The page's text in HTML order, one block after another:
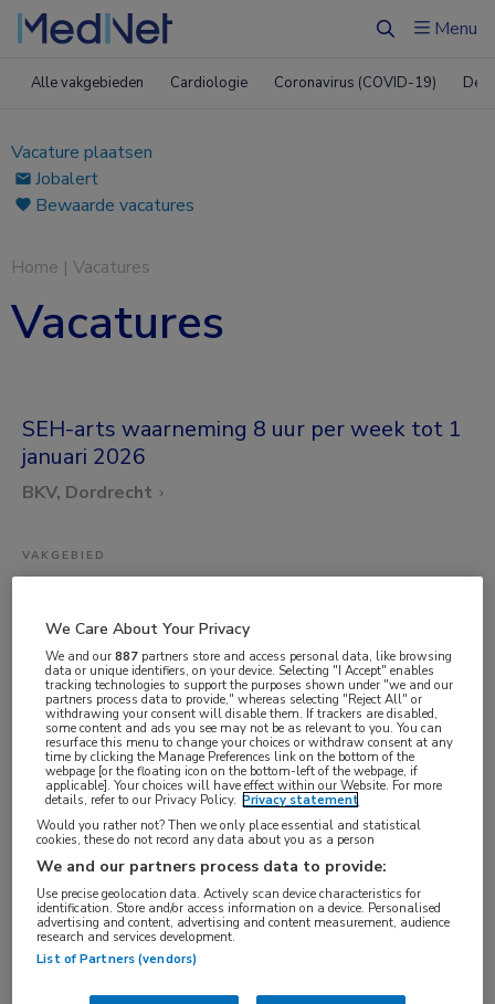
ZoekenMenu
Alle vakgebieden Cardiologie Coronavirus (COVID-19)
Vacature plaatsen
Jobalert
Bewaarde vacatures
Home | Vacatures
Vacatures
SEH-arts waarneming 8 uur per week tot 1
januari 2026
BKV, Dordrecht
VAKGEBIED
SEH-arts
BRANCHE
Ziekenhuis
AANSTELLING
Tijdelijk dienstverband
PLAATSINGSDATUM
13 juni 2025
NIVEAU
WO
ERVARING
Niet nader bepaald
DIENSTVERBAND
We Care About Your Privacy
We and our887 partners store and access personal data, like browsing
data or unique identifiers, on your device. Selecting "I Accept" enables
tracking technologies to support the purposes shown under "we and our
partners process data to provide," whereas selecting "Reject All" or
withdrawing your consent will disable them. If trackers are disabled,
some content and ads you see may not be as relevant to you. You can
resurface this menu to change your choices or withdraw consent at any
time by clicking the Manage Preferences link on the bottom of the
webpage [or the floating icon on the bottom-left of the webpage, if
applicable]. Your choices will have effect within our Website. For more
details, refer to our Privacy Policy. Privacy statement
Would you rather not? Then we only place essential and statistical
cookies, these do not record any data about you as a person
We and our partners process data to provide:
Use precise geolocation data. Actively scan device characteristics for
identification. Store and/or access information on a device. Personalised
advertising and content, advertising and content measurement, audience
research and services development.
List of Partners (vendors)